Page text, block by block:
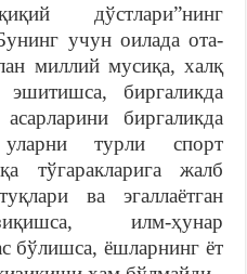
дўстлари”нинг
учун оилада ота-
миллий мусиқа, халқ
эшитишса, биргаликда
биргаликда
турли спорт
тўгаракларига жалб
ва эгаллаётган
илм-ҳунар
бўлишса, ёшларнинг ёт